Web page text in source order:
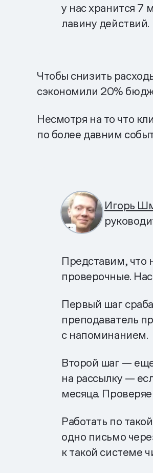
у нас хранится 7
лавину действий.
Чтобы снизить
сэкономили 20%
Несмотря на то что
по более давним
Игорь
Представим, что
проверочные.
Первый шаг
преподаватель
с напоминанием.
Второй шаг —
на рассылку —
месяца.
Работать по
одно письмо
к такой системе